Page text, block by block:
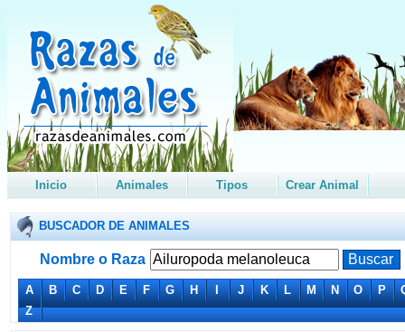
Inicio Animales Tipos Crear Animal
BUSCADOR DE ANIMALES
Nombre o Raza
A B C D E F G H I J K L M N O P
Z